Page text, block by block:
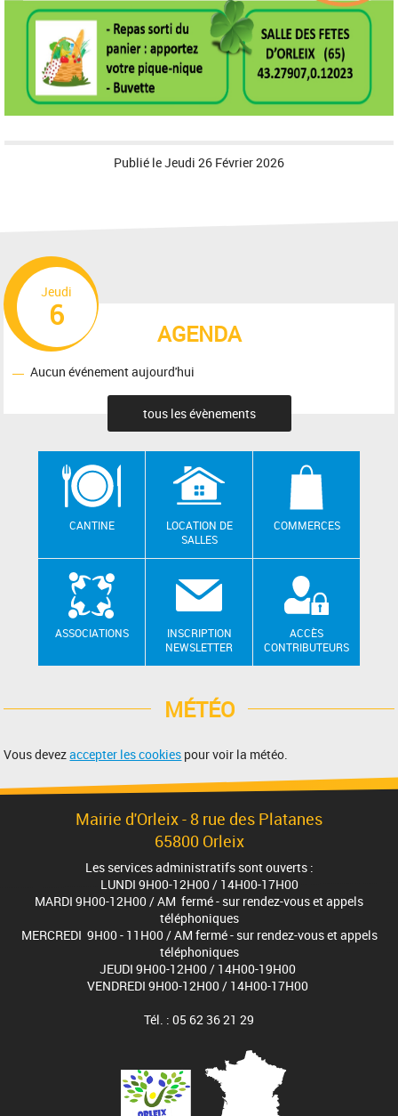
Publié leJeudi 26 Février 2026
AGENDA
Jeudi
6
Aucun événement aujourd'hui
tous les évènements
CANTINE
LOCATION DE
SALLES
COMMERCES
ASSOCIATIONS
INSCRIPTION
NEWSLETTER
ACCÈS
CONTRIBUTEURS
MÉTÉO
Vous devezaccepter les cookies pour voir la météo.
Mairie d'Orleix - 8 rue des Platanes
65800 Orleix
Les services administratifs sont ouverts :
LUNDI 9H00-12H00 / 14H00-17H00
MARDI 9H00-12H00 / AM fermé - sur rendez-vous et appels
téléphoniques
MERCREDI 9H00 - 11H00 / AM fermé - sur rendez-vous et appels
téléphoniques
JEUDI 9H00-12H00 / 14H00-19H00
VENDREDI 9H00-12H00 / 14H00-17H00
Tél. : 05 62 36 21 29